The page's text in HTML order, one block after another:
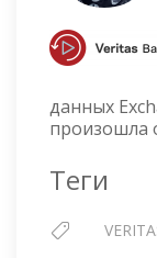
данных
произошла
Теги